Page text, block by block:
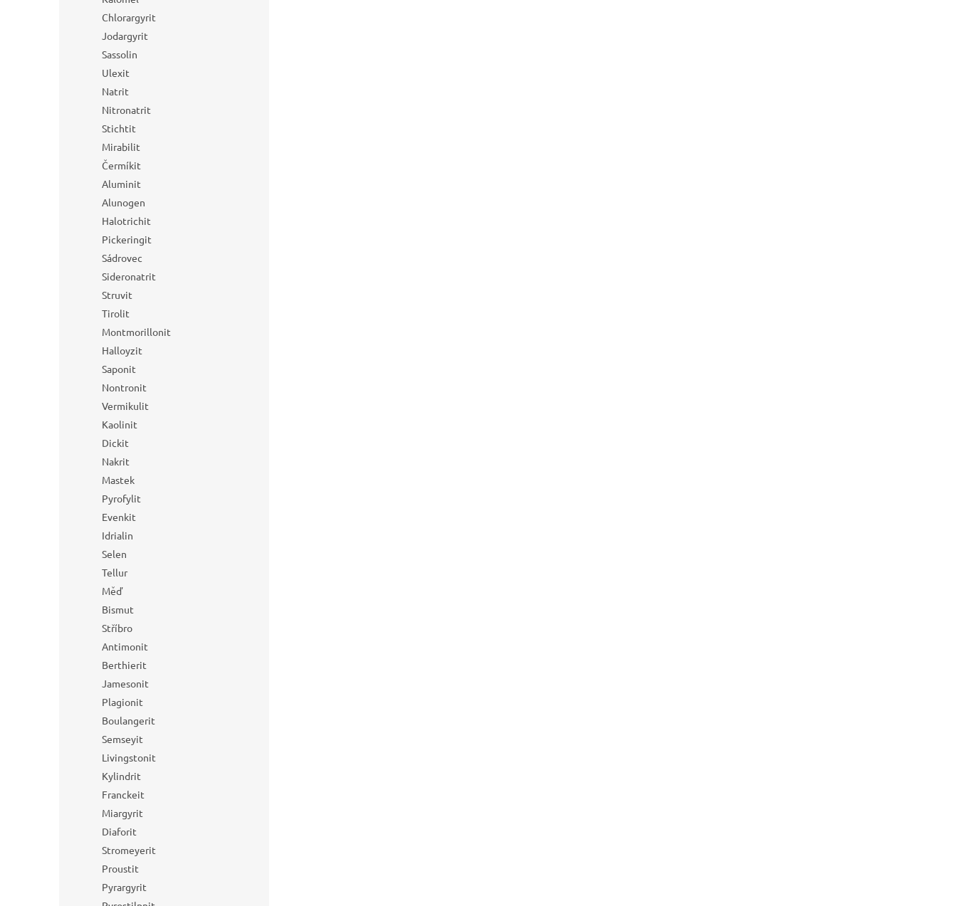
Chlorargyrit
Jodargyrit
Sassolin
Ulexit
Natrit
Nitronatrit
Stichtit
Mirabilit
Čermíkit
Aluminit
Alunogen
Halotrichit
Pickeringit
Sádrovec
Sideronatrit
Struvit
Tirolit
Montmorillonit
Halloyzit
Saponit
Nontronit
Vermikulit
Kaolinit
Dickit
Nakrit
Mastek
Pyrofylit
Evenkit
Idrialin
Selen
Tellur
Měď
Bismut
Stříbro
Antimonit
Berthierit
Jamesonit
Plagionit
Boulangerit
Semseyit
Livingstonit
Kylindrit
Franckeit
Miargyrit
Diaforit
Stromeyerit
Proustit
Pyrargyrit